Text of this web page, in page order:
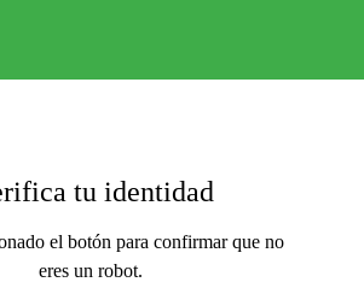
tu identidad
el botón para confirmar que no
eres un robot.